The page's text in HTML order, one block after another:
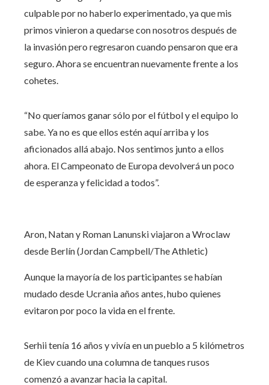
culpable por no haberlo experimentado, ya que mis
primos vinieron a quedarse con nosotros después de
la invasión pero regresaron cuando pensaron que era
seguro. Ahora se encuentran nuevamente frente a los
cohetes.
“No queríamos ganar sólo por el fútbol y el equipo lo
sabe. Ya no es que ellos estén aquí arriba y los
aficionados allá abajo. Nos sentimos junto a ellos
ahora. El Campeonato de Europa devolverá un poco
de esperanza y felicidad a todos”.
Aron, Natan y Roman Lanunski viajaron a Wroclaw
desde Berlín (Jordan Campbell/The Athletic)
Aunque la mayoría de los participantes se habían
mudado desde Ucrania años antes, hubo quienes
evitaron por poco la vida en el frente.
Serhii tenía 16 años y vivía en un pueblo a 5 kilómetros
de Kiev cuando una columna de tanques rusos
comenzó a avanzar hacia la capital.